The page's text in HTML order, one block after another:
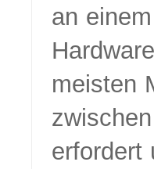
an
meisten
erfordert